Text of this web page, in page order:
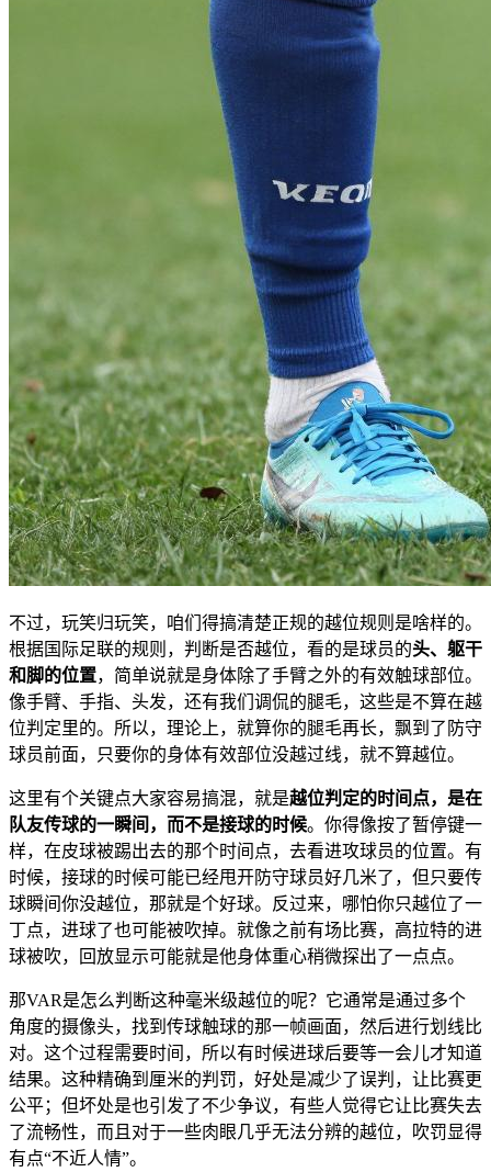
不过，玩笑归玩笑，咱们得搞清楚正规的越位规则是啥样的。
根据国际足联的规则，判断是否越位，看的是球员的头、躯干
和脚的位置，简单说就是身体除了手臂之外的有效触球部位。
像手臂、手指、头发，还有我们调侃的腿毛，这些是不算在越
位判定里的。所以，理论上，就算你的腿毛再长，飘到了防守
球员前面，只要你的身体有效部位没越过线，就不算越位。
这里有个关键点大家容易搞混，就是越位判定的时间点，是在
队友传球的一瞬间，而不是接球的时候。你得像按了暂停键一
样，在皮球被踢出去的那个时间点，去看进攻球员的位置。有
时候，接球的时候可能已经甩开防守球员好几米了，但只要传
球瞬间你没越位，那就是个好球。反过来，哪怕你只越位了一
丁点，进球了也可能被吹掉。就像之前有场比赛，高拉特的进
球被吹，回放显示可能就是他身体重心稍微探出了一点点。
那VAR是怎么判断这种毫米级越位的呢？它通常是通过多个
角度的摄像头，找到传球触球的那一帧画面，然后进行划线比
对。这个过程需要时间，所以有时候进球后要等一会儿才知道
结果。这种精确到厘米的判罚，好处是减少了误判，让比赛更
公平；但坏处是也引发了不少争议，有些人觉得它让比赛失去
了流畅性，而且对于一些肉眼几乎无法分辨的越位，吹罚显得
有点“不近人情”。